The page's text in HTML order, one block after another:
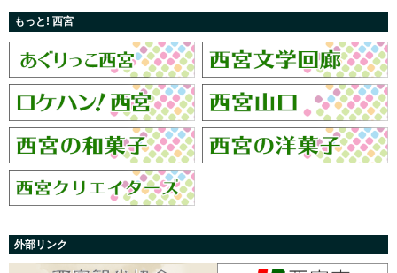
もっと! 西宮
外部リンク